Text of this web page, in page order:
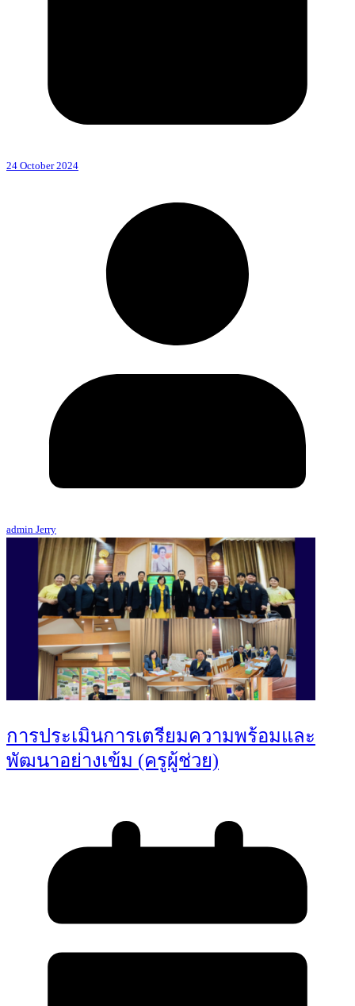
24 October 2024
admin Jerry
การประเมินการเตรียมความพร้อมและ
พัฒนาอย่างเข้ม (ครูผู้ช่วย)